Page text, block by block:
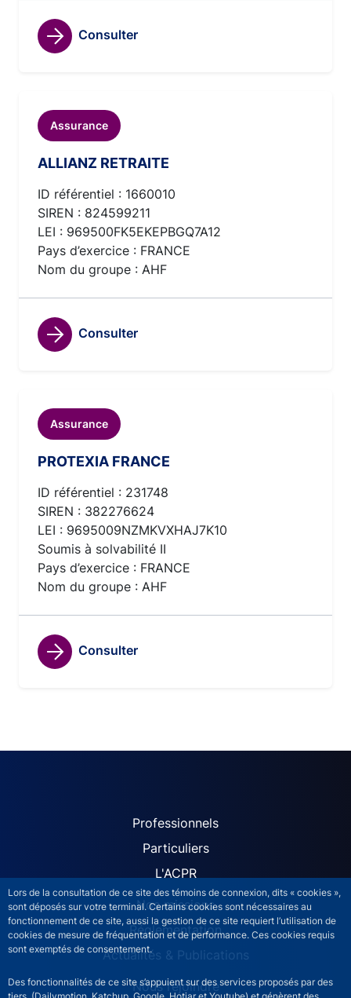
Lors de la consultation de ce site des témoins de connexion, dits « cookies »,
sont déposés sur votre terminal. Certains cookies sont nécessaires au
fonctionnement de ce site, aussi la gestion de ce site requiert l’utilisation de
cookies de mesure de fréquentation et de performance. Ces cookies requis
sont exemptés de consentement.
Des fonctionnalités de ce site s’appuient sur des services proposés par des
Consulter
Assurance
ALLIANZ RETRAITE
ID référentiel : 1660010
SIREN : 824599211
LEI : 969500FK5EKEPBGQ7A12
Pays d’exercice : FRANCE
Nom du groupe : AHF
Consulter
Assurance
PROTEXIA FRANCE
ID référentiel : 231748
SIREN : 382276624
LEI : 9695009NZMKVXHAJ7K10
Soumis à solvabilité II
Pays d’exercice : FRANCE
Nom du groupe : AHF
Consulter
ACPR site navigation
Professionnels
Particuliers
L'ACPR
Nos missions
Réglementation
Actualités & Publications
Nous rejoindre